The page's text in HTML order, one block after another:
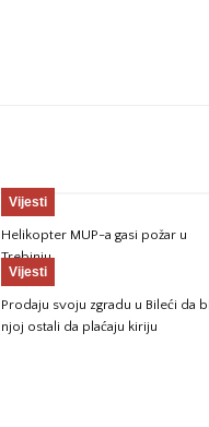
Vijesti
Helikopter MUP-a gasi požar u
Trebinju
Vijesti
Prodaju svoju zgradu u Bileći da
njoj ostali da plaćaju kiriju